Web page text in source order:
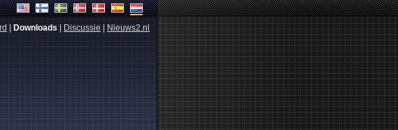
Downloads Discussie Nieuws2.nl